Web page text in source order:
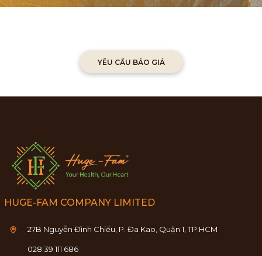
YÊU CẦU BÁO GIÁ
HUGE-FAM COMPANY LIMITED
27B Nguyễn Đình Chiểu, P. Đa Kao, Quận 1, TP.HCM
028 39 111 686